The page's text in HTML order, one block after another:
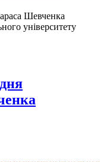
Шевченка
університету